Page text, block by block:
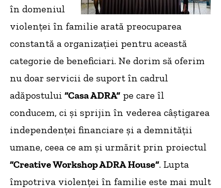
în domeniul
violenței în familie arată preocuparea
constantă a organizației pentru această
categorie de beneficiari. Ne dorim să oferim
nu doar servicii de suport în cadrul
adăpostului ”Casa ADRA” pe care îl
conducem, ci și sprijin în vederea câștigarea
independenței financiare și a demnității
umane, ceea ce am și urmărit prin proiectul
”Creative Workshop ADRA House”. Lupta
împotriva violenței în familie este mai mult